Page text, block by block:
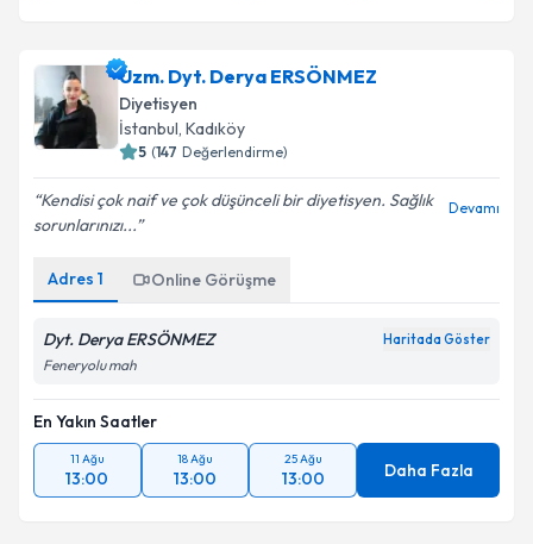
Uzm. Dyt. Derya ERSÖNMEZ
Diyetisyen
İstanbul, Kadıköy
5 (147 Değerlendirme)
Kendisi çok naif ve çok düşünceli bir diyetisyen. Sağlık
sorunlarınızı...
Devamı
Adres 1 Online Görüşme
Dyt. Derya ERSÖNMEZ Haritada Göster
Feneryolu mah
En Yakın Saatler
11 Ağu
13:00
18 Ağu
13:00
25 Ağu
13:00 Daha Fazla